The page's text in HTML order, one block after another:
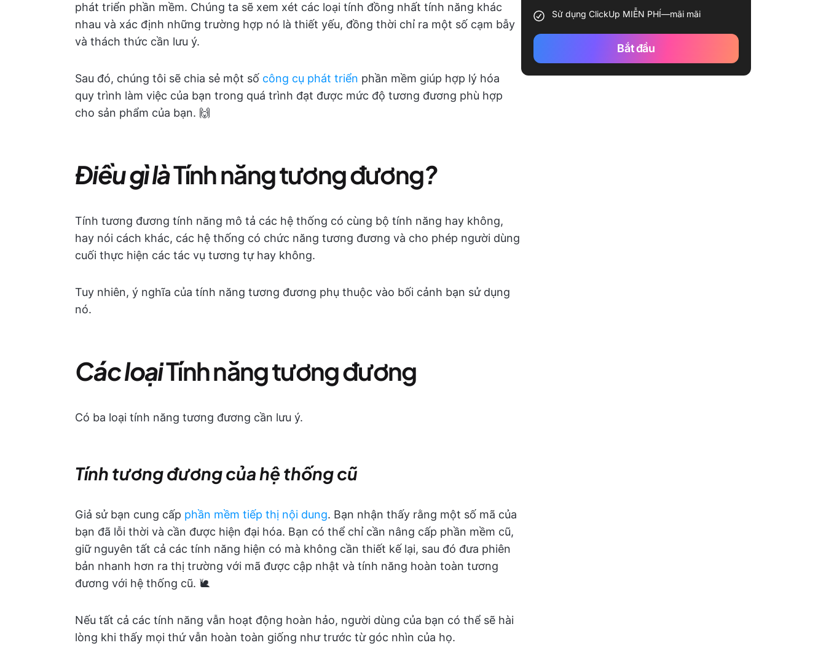
phát triển phần mềm. Chúng ta sẽ xem xét các loại tính đồng nhất tính năng khác
nhau và xác định những trường hợp nó là thiết yếu, đồng thời chỉ ra một số cạm bẫy
và thách thức cần lưu ý.
Sau đó, chúng tôi sẽ chia sẻ một số công cụ phát triển phần mềm giúp hợp lý hóa
quy trình làm việc của bạn trong quá trình đạt được mức độ tương đương phù hợp
cho sản phẩm của bạn. 🙌
Điều gì làTính năng tương đương?
Tính tương đương tính năng mô tả các hệ thống có cùng bộ tính năng hay không,
hay nói cách khác, các hệ thống có chức năng tương đương và cho phép người dùng
cuối thực hiện các tác vụ tương tự hay không.
Tuy nhiên, ý nghĩa của tính năng tương đương phụ thuộc vào bối cảnh bạn sử dụng
nó.
Các loạiTính năng tương đương
Có ba loại tính năng tương đương cần lưu ý.
Tính tương đương của hệ thống cũ
Giả sử bạn cung cấp phần mềm tiếp thị nội dung. Bạn nhận thấy rằng một số mã của
bạn đã lỗi thời và cần được hiện đại hóa. Bạn có thể chỉ cần nâng cấp phần mềm cũ,
giữ nguyên tất cả các tính năng hiện có mà không cần thiết kế lại, sau đó đưa phiên
bản nhanh hơn ra thị trường với mã được cập nhật và tính năng hoàn toàn tương
đương với hệ thống cũ. 🐌
Nếu tất cả các tính năng vẫn hoạt động hoàn hảo, người dùng của bạn có thể sẽ hài
lòng khi thấy mọi thứ vẫn hoàn toàn giống như trước từ góc nhìn của họ.
Sử dụng ClickUp MIỄN PHÍ—mãi mãi
Bắt đầu